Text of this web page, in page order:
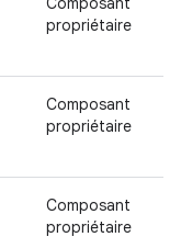
propriétaire
Composant
propriétaire
Composant
propriétaire